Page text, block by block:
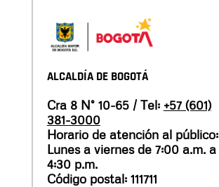
ALCALDÍA DE BOGOTÁ
Cra 8 N° 10-65 / Tel: +57 (601)
381-3000
Horario de atención al público:
Lunes a viernes de 7:00 a.m. a
4:30 p.m.
Código postal: 111711